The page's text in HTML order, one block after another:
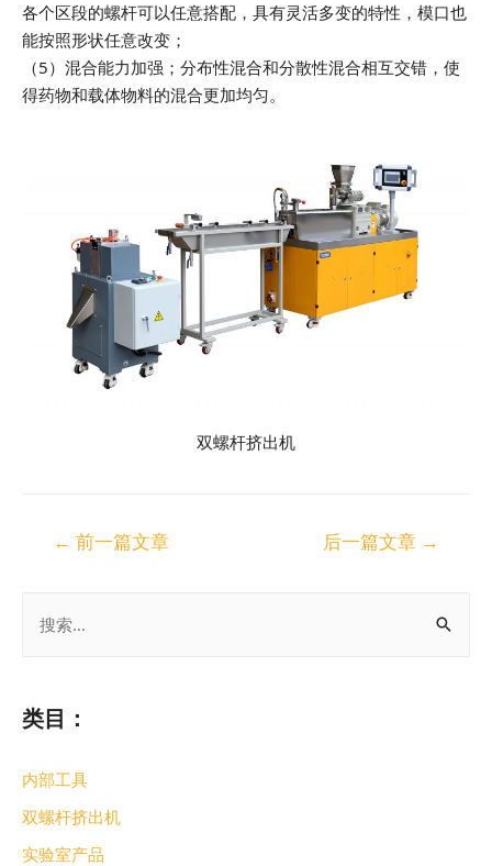
类目：
内部工具
双螺杆挤出机
实验室产品
各个区段的螺杆可以任意搭配，具有灵活多变的特性，模口也
能按照形状任意改变；
（5）混合能力加强；分布性混合和分散性混合相互交错，使
得药物和载体物料的混合更加均匀。
双螺杆挤出机
← 前一篇文章 后一篇文章 →